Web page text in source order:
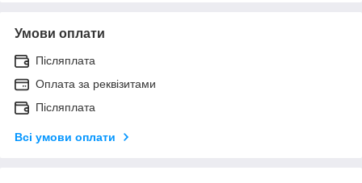
Умови оплати
Післяплата
Оплата за реквізитами
Післяплата
Всі умови оплати